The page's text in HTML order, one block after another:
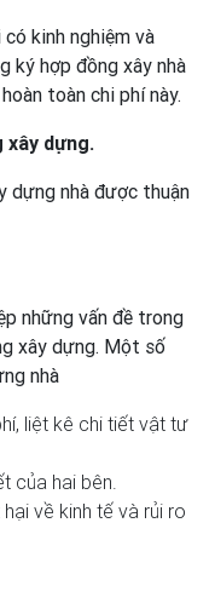
kinh nghiệm và
ký hợp đồng xây nhà
toàn chi phí này.
xây dựng.
dựng nhà được thuận
những vấn đề trong
xây dựng. Một số
nhà
liệt kê chi tiết vật tư
của hai bên.
về kinh tế và rủi ro